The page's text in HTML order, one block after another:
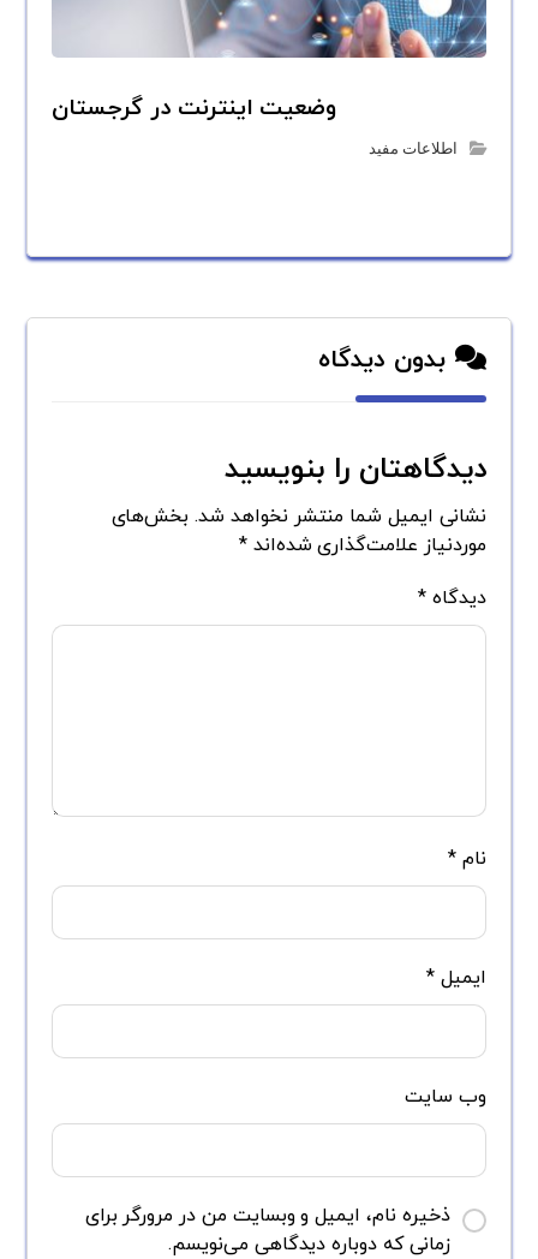
وضعیت اینترنت در گرجستان
اطلاعات مفید
بدون دیدگاه
دیدگاهتان را بنویسید
نشانی ایمیل شما منتشر نخواهد شد. بخش‌های
موردنیاز علامت‌گذاری شده‌اند*
دیدگاه*
نام*
ایمیل*
وب‌ سایت
ذخیره نام، ایمیل و وبسایت من در مرورگر برای
زمانی که دوباره دیدگاهی می‌نویسم.